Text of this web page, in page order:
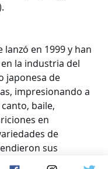
lanzó en 1999 y han
la industria del
japonesa de
impresionando a
baile,
en
de
sus
a finales de